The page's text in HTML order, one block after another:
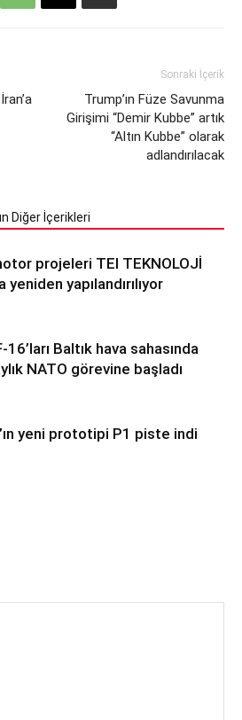
Sonraki İçerik
Trump’ın Füze Savunma
Girişimi “Demir Kubbe” artık
“Altın Kubbe” olarak
adlandırılacak
Diğer İçerikleri
projeleri TEI TEKNOLOJİ
yeniden yapılandırılıyor
16’ları Baltık hava sahasında
NATO görevine başladı
yeni prototipi P1 piste indi